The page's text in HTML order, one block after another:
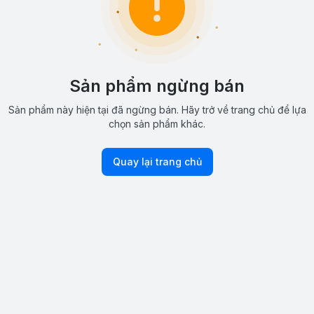
Sản phẩm ngừng bán
Sản phẩm này hiện tại đã ngừng bán. Hãy trở về trang chủ để lựa
chọn sản phẩm khác.
Quay lại trang chủ